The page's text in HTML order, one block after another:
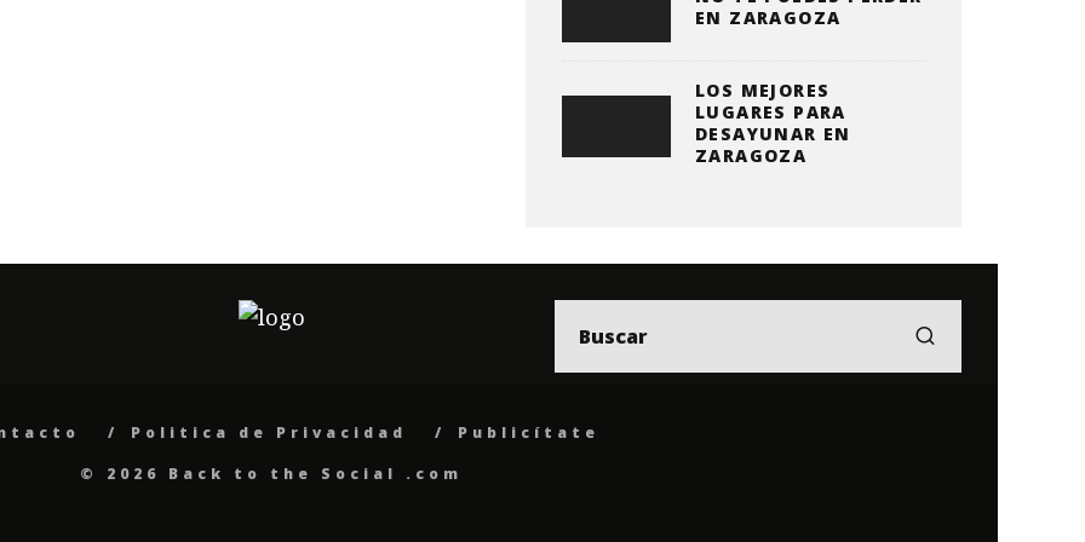
EN ZARAGOZA
LOS MEJORES
LUGARES PARA
DESAYUNAR EN
ZARAGOZA
Politica de Privacidad
Publicítate
© 2026 Back to the Social .com